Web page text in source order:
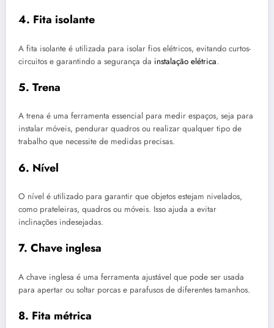
4. Fita isolante
A fita isolante é utilizada para isolar fios elétricos, evitando curtos-
circuitos e garantindo a segurança da instalação elétrica.
5. Trena
A trena é uma ferramenta essencial para medir espaços, seja para
instalar móveis, pendurar quadros ou realizar qualquer tipo de
trabalho que necessite de medidas precisas.
6. Nível
O nível é utilizado para garantir que objetos estejam nivelados,
como prateleiras, quadros ou móveis. Isso ajuda a evitar
inclinações indesejadas.
7. Chave inglesa
A chave inglesa é uma ferramenta ajustável que pode ser usada
para apertar ou soltar porcas e parafusos de diferentes tamanhos.
8. Fita métrica